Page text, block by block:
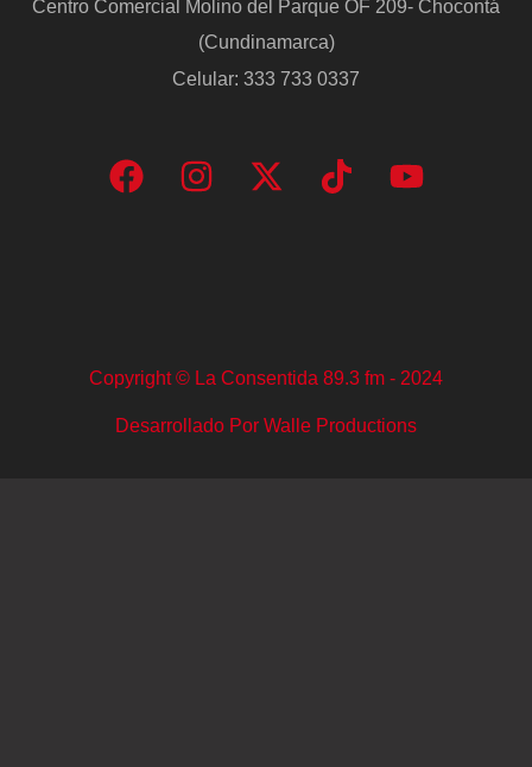
Centro Comercial Molino del Parque OF 209- Chocontá
(Cundinamarca)
Celular: 333 733 0337
Copyright © La Consentida 89.3 fm - 2024
Desarrollado Por Walle Productions